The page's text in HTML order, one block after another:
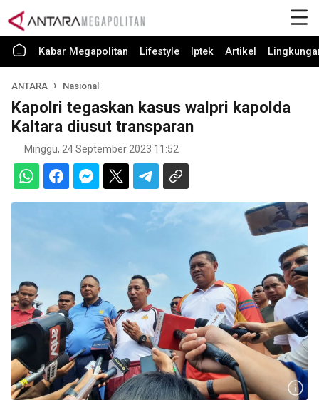
Kabar Megapolitan Lifestyle Iptek Artikel
ANTARA Nasional
Kapolri tegaskan kasus walpri kapolda
Kaltara diusut transparan
Minggu, 24 September 2023 11:52